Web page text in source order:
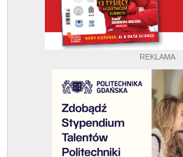
REKLAMA